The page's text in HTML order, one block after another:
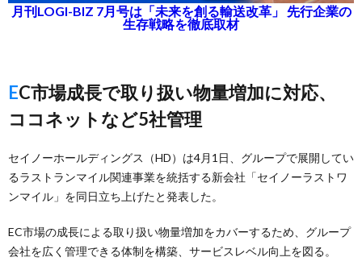
月刊LOGI-BIZ 7月号は「未来を創る輸送改革」 先行企業の
生存戦略を徹底取材
EC市場成長で取り扱い物量増加に対応、
ココネットなど5社管理
セイノーホールディングス（HD）は4月1日、グループで展開してい
るラストランマイル関連事業を統括する新会社「セイノーラストワ
ンマイル」を同日立ち上げたと発表した。
EC市場の成長による取り扱い物量増加をカバーするため、グループ
会社を広く管理できる体制を構築、サービスレベル向上を図る。